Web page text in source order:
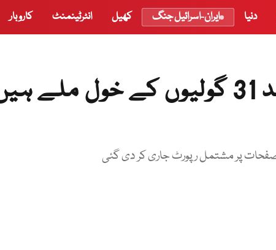
دنیا ایران-اسرائیل جنگ کھیل انٹرٹینمنٹ کاروبار
عمران خان پر حملے کے بعد 31 گولیوں کے خول ملے